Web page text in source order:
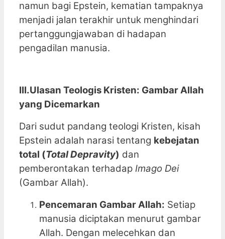
namun bagi Epstein, kematian tampaknya
menjadi jalan terakhir untuk menghindari
pertanggungjawaban di hadapan
pengadilan manusia.
III.Ulasan Teologis Kristen: Gambar Allah
yang Dicemarkan
Dari sudut pandang teologi Kristen, kisah
Epstein adalah narasi tentang kebejatan
total (Total Depravity) dan
pemberontakan terhadap Imago Dei
(Gambar Allah).
Pencemaran Gambar Allah: Setiap
manusia diciptakan menurut gambar
Allah. Dengan melecehkan dan